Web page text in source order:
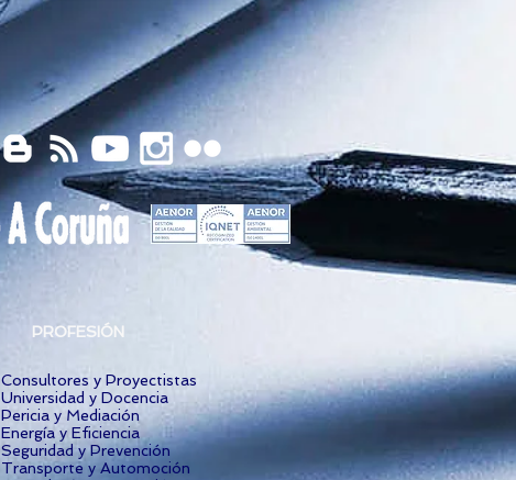
PROFESIÓN
Consultores y Proyectistas
Universidad y Docencia
Pericia y Mediación
Energía y Eficiencia
Seguridad y Prevención
Transporte y Automoción